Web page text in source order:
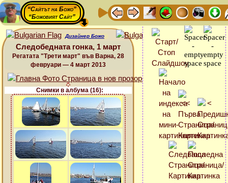
“Сайтът на Божо”
“Божовият Сайт”
Дизайнер Божо
Следобедната гонка, 1 март
Регатата "Трети март" във Варна, 28
февруари — 4 март 2013
Снимки в албума (16):